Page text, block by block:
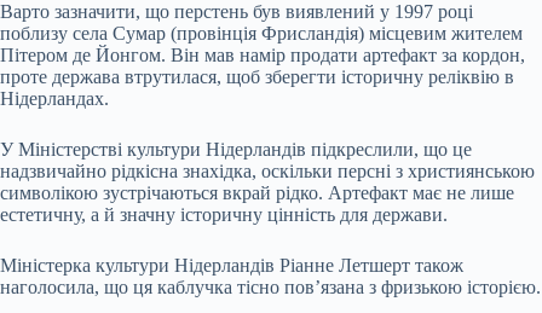
Варто зазначити, що перстень був виявлений у 1997 році
поблизу села Сумар (провінція Фрисландія) місцевим жителем
Пітером де Йонгом. Він мав намір продати артефакт за кордон,
проте держава втрутилася, щоб зберегти історичну реліквію в
Нідерландах.
У Міністерстві культури Нідерландів підкреслили, що це
надзвичайно рідкісна знахідка, оскільки персні з християнською
символікою зустрічаються вкрай рідко. Артефакт має не лише
естетичну, а й значну історичну цінність для держави.
Міністерка культури Нідерландів Ріанне Летшерт також
наголосила, що ця каблучка тісно пов’язана з фризькою історією.